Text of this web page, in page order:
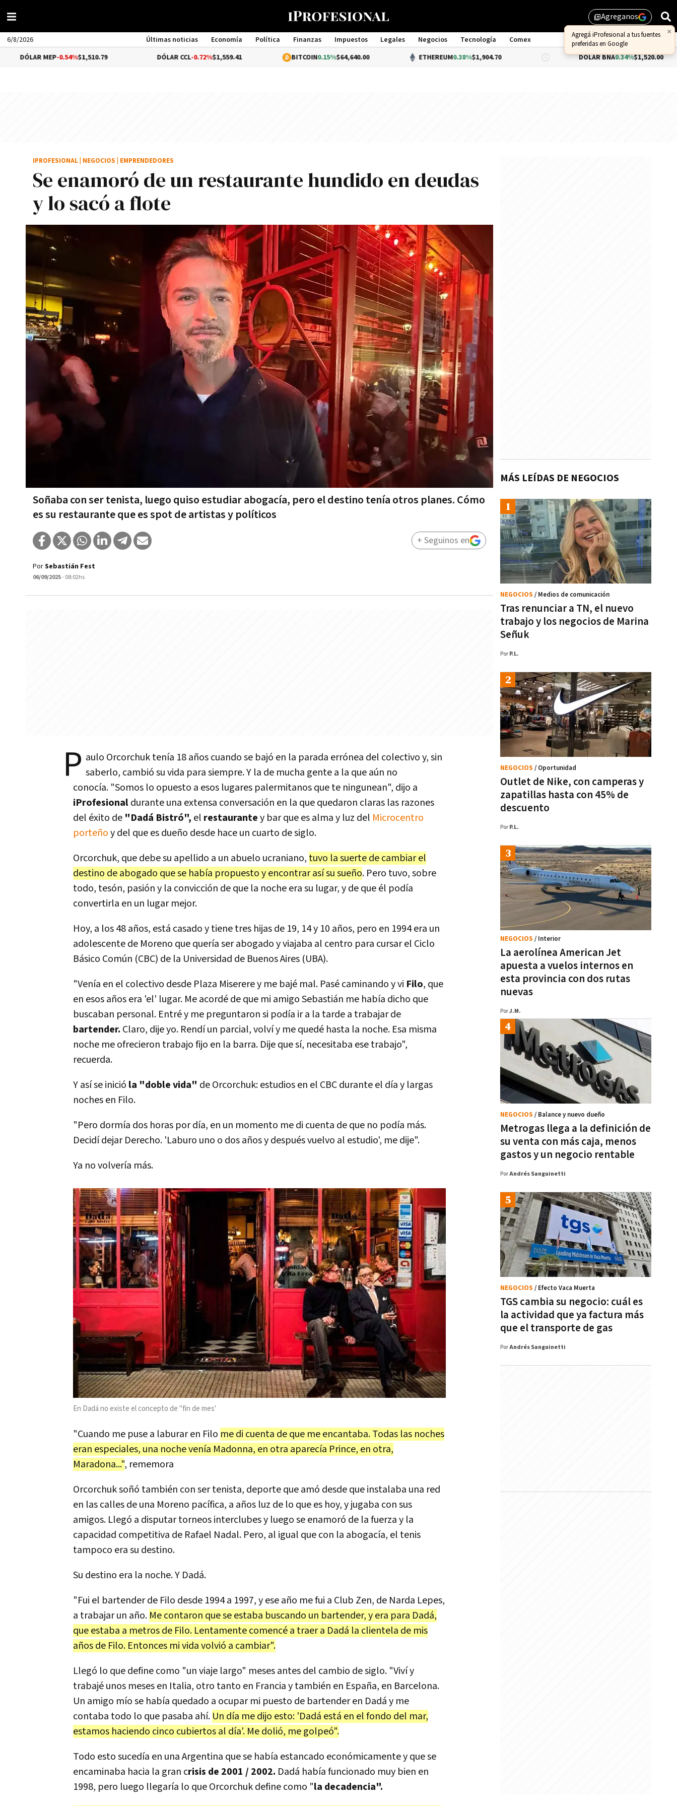
library_addAgreganos
6/8/2026 Últimas noticias Economía Política Finanzas Impuestos Legales Negocios Tecnología
Comex
Management
-0.54%$1,510.79 -0.72%$1,559.41 0.15%$64,640.00 0.38%$1,904.70 DÓLAR BNA 0.34%$1,520.00
Se enamoró de un restaurante hundido en deudas
y lo sacó a flote
Soñaba con ser tenista, luego quiso estudiar abogacía, pero el destino tenía otros planes. Cómo
es su restaurante que es spot de artistas y políticos
IPROFESIONAL NEGOCIOS EMPRENDEDORES
PorSebastián Fest
06/09/2025- 08:02hs
+ Seguinos en
P aulo Orcorchuk tenía 18 años cuando se bajó en la parada errónea del colectivo y, sin
saberlo, cambió su vida para siempre. Y la de mucha gente a la que aún no
conocía. "Somos lo opuesto a esos lugares palermitanos que te ningunean", dijo a
iProfesionaldurante una extensa conversación en la que quedaron claras las razones
del éxito de "Dadá Bistró", el restaurantey bar que es alma y luz del Microcentro
porteñoy del que es dueño desde hace un cuarto de siglo.
Orcorchuk, que debe su apellido a un abuelo ucraniano, tuvo la suerte de cambiar el
destino de abogado que se había propuesto y encontrar así su sueño. Pero tuvo, sobre
todo, tesón, pasión y la convicción de que la noche era su lugar, y de que él podía
convertirla en un lugar mejor.
Hoy, a los 48 años, está casado y tiene tres hijas de 19, 14 y 10 años, pero en 1994 era un
adolescente de Moreno que quería ser abogado y viajaba al centro para cursar el Ciclo
Básico Común (CBC) de la Universidad de Buenos Aires (UBA).
"Venía en el colectivo desde Plaza Miserere y me bajé mal. Pasé caminando y vi Filo, que
en esos años era 'el' lugar. Me acordé de que mi amigo Sebastián me había dicho que
buscaban personal. Entré y me preguntaron si podía ir a la tarde a trabajar de
bartender. Claro, dije yo. Rendí un parcial, volví y me quedé hasta la noche. Esa misma
noche me ofrecieron trabajo fijo en la barra. Dije que sí, necesitaba ese trabajo",
recuerda.
Y así se inició la "doble vida" de Orcorchuk: estudios en el CBC durante el día y largas
noches en Filo.
"Pero dormía dos horas por día, en un momento me di cuenta de que no podía más.
Decidí dejar Derecho. 'Laburo uno o dos años y después vuelvo al estudio', me dije".
Ya no volvería más.
En Dadá no existe el concepto de ''fin de mes'
"Cuando me puse a laburar en Filo me di cuenta de que me encantaba. Todas las noches
eran especiales, una noche venía Madonna, en otra aparecía Prince, en otra,
Maradona...", rememora
Orcorchuk soñó también con ser tenista, deporte que amó desde que instalaba una red
en las calles de una Moreno pacífica, a años luz de lo que es hoy, y jugaba con sus
amigos. Llegó a disputar torneos interclubes y luego se enamoró de la fuerza y la
capacidad competitiva de Rafael Nadal. Pero, al igual que con la abogacía, el tenis
tampoco era su destino.
Su destino era la noche. Y Dadá.
"Fui el bartender de Filo desde 1994 a 1997, y ese año me fui a Club Zen, de Narda Lepes,
a trabajar un año. Me contaron que se estaba buscando un bartender, y era para Dadá,
que estaba a metros de Filo. Lentamente comencé a traer a Dadá la clientela de mis
años de Filo. Entonces mi vida volvió a cambiar".
Llegó lo que define como "un viaje largo" meses antes del cambio de siglo. "Viví y
trabajé unos meses en Italia, otro tanto en Francia y también en España, en Barcelona.
Un amigo mío se había quedado a ocupar mi puesto de bartender en Dadá y me
contaba todo lo que pasaba ahí. Un día me dijo esto: 'Dadá está en el fondo del mar,
estamos haciendo cinco cubiertos al día'. Me dolió, me golpeó".
Todo esto sucedía en una Argentina que se había estancado económicamente y que se
encaminaba hacia la gran crisis de 2001 / 2002. Dadá había funcionado muy bien en
1998, pero luego llegaría lo que Orcorchuk define como "la decadencia".
MÁS LEÍDAS DE NEGOCIOS
Tras renunciar a TN, el nuevo
trabajo y los negocios de Marina
Señuk
NEGOCIOS / Medios de comunicación
Por P.L.
Outlet de Nike, con camperas y
zapatillas hasta con 45% de
descuento
NEGOCIOS / Oportunidad
Por P.L.
La aerolínea American Jet
apuesta a vuelos internos en
esta provincia con dos rutas
nuevas
NEGOCIOS / Interior
PorJ.M.
Metrogas llega a la definición de
su venta con más caja, menos
gastos y un negocio rentable
NEGOCIOS / Balance y nuevo dueño
PorAndrés Sanguinetti
TGS cambia su negocio: cuál es
la actividad que ya factura más
que el transporte de gas
NEGOCIOS / Efecto Vaca Muerta
PorAndrés Sanguinetti